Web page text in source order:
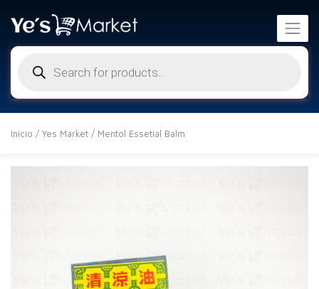
productos
Inicio /Yes Market / Mentol Essetial Balm